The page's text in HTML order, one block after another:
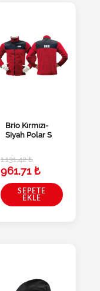
Brio Kırmızı-
Siyah Polar S
1.131,42₺
961,71₺
SEPETE
EKLE